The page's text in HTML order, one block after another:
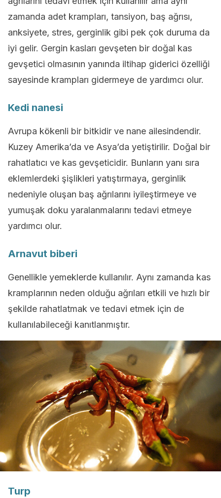
zamanda adet krampları, tansiyon, baş ağrısı,
anksiyete, stres, gerginlik gibi pek çok duruma da
iyi gelir. Gergin kasları gevşeten bir doğal kas
gevşetici olmasının yanında iltihap giderici özelliği
sayesinde krampları gidermeye de yardımcı olur.
Kedi nanesi
Avrupa kökenli bir bitkidir ve nane ailesindendir.
Kuzey Amerika’da ve Asya’da yetiştirilir. Doğal bir
rahatlatıcı ve kas gevşeticidir. Bunların yanı sıra
eklemlerdeki şişlikleri yatıştırmaya, gerginlik
nedeniyle oluşan baş ağrılarını iyileştirmeye ve
yumuşak doku yaralanmalarını tedavi etmeye
yardımcı olur.
Arnavut biberi
Genellikle yemeklerde kullanılır. Aynı zamanda kas
kramplarının neden olduğu ağrıları etkili ve hızlı bir
şekilde rahatlatmak ve tedavi etmek için de
kullanılabileceği kanıtlanmıştır.
Turp